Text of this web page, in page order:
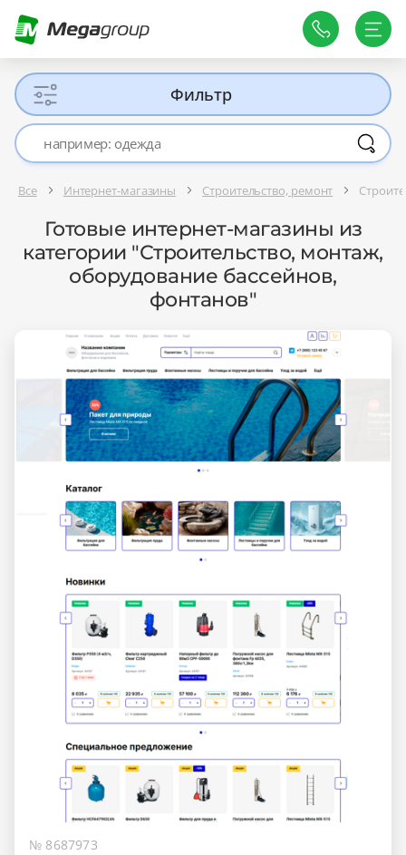
Фильтр
Все Интернет-магазины Строительство, ремонт
Готовые интернет-магазины из
категории "Строительство, монтаж,
оборудование бассейнов,
фонтанов"
№ 8687973